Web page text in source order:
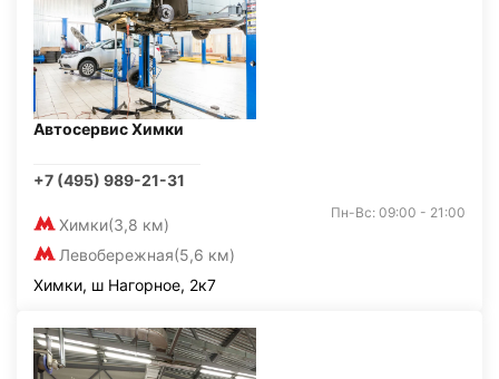
Автосервис Химки
+7 (495) 989-21-31
Химки(3,8 км)
Левобережная(5,6 км)
Пн-Вс: 09:00 - 21:00
Химки, ш Нагорное, 2к7